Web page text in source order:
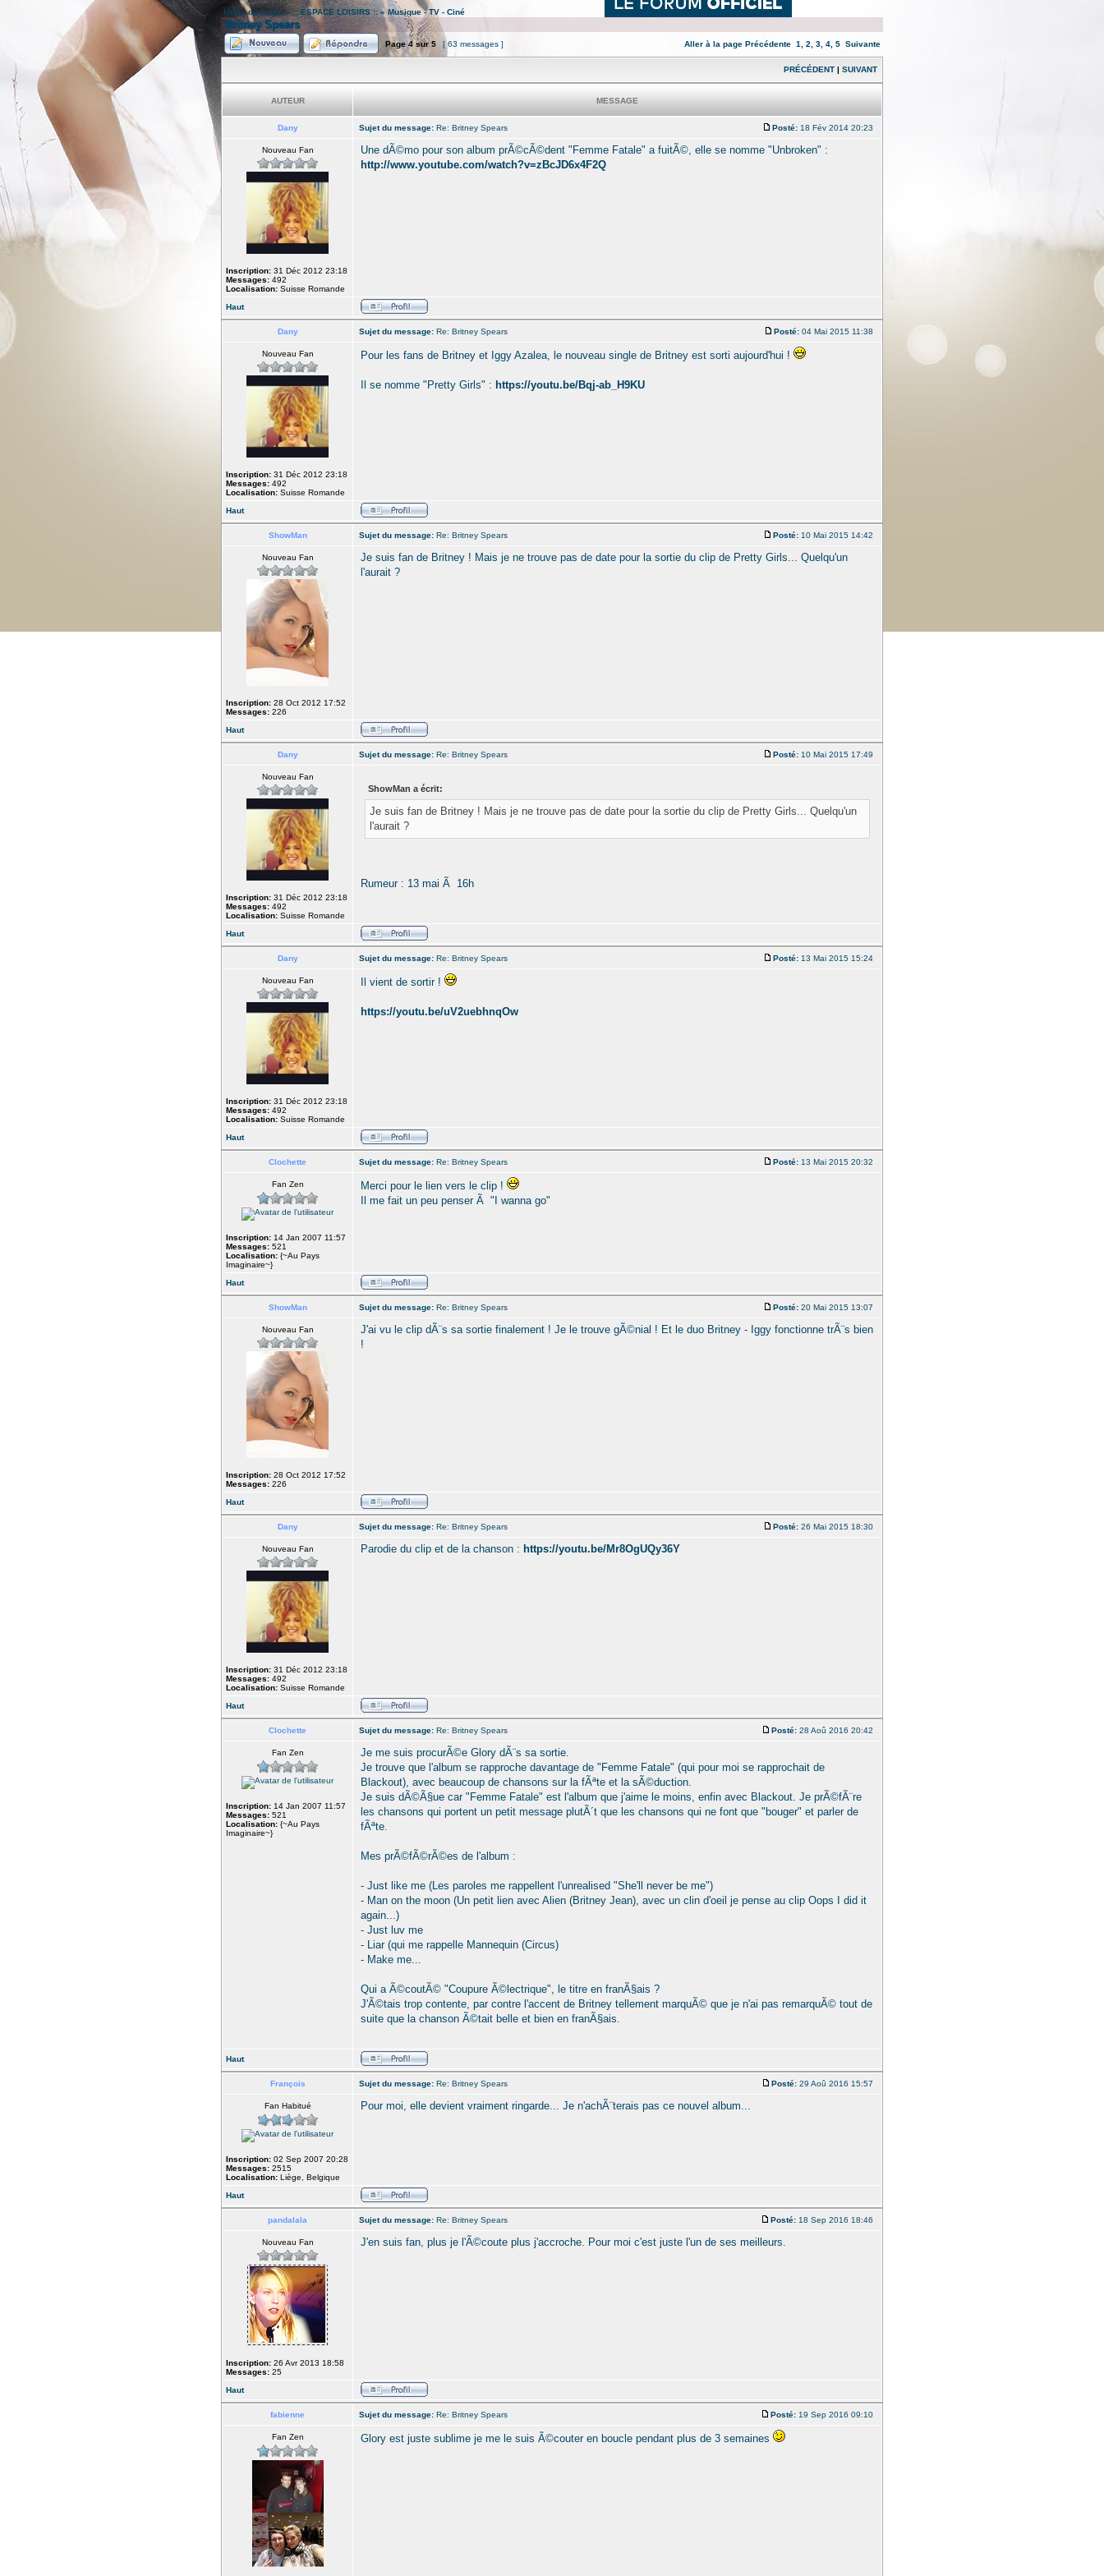
Index du forum » :: ESPACE LOISIRS ::»Musique - TV - Ciné
Britney Spears
Page4sur5 [ 63 messages ] Aller à la page Précédente 1 2 3 4 5 Suivante
PRÉCÉDENT | SUIVANT
AUTEUR MESSAGE
Dany Sujet du message: Re: Britney Spears Posté: 18 Fév 2014 20:23
Nouveau Fan
Inscription: 31 Déc 2012 23:18
Messages: 492
Localisation: Suisse Romande
Une dÃ©mo pour son album prÃ©cÃ©dent "Femme Fatale" a fuitÃ©, elle se nomme "Unbroken" :
http://www.youtube.com/watch?v=zBcJD6x4F2Q
Haut
Dany Sujet du message: Re: Britney Spears Posté: 04 Mai 2015 11:38
Nouveau Fan
Inscription: 31 Déc 2012 23:18
Messages: 492
Localisation: Suisse Romande
Pour les fans de Britney et Iggy Azalea, le nouveau single de Britney est sorti aujourd'hui !
Il se nomme "Pretty Girls" : https://youtu.be/Bqj-ab_H9KU
Haut
ShowMan Sujet du message: Re: Britney Spears Posté: 10 Mai 2015 14:42
Nouveau Fan
Inscription: 28 Oct 2012 17:52
Messages: 226
Je suis fan de Britney ! Mais je ne trouve pas de date pour la sortie du clip de Pretty Girls... Quelqu'un
l'aurait ?
Haut
Dany Sujet du message: Re: Britney Spears Posté: 10 Mai 2015 17:49
Nouveau Fan
Inscription: 31 Déc 2012 23:18
Messages: 492
Localisation: Suisse Romande
ShowMan a écrit:
Je suis fan de Britney ! Mais je ne trouve pas de date pour la sortie du clip de Pretty Girls... Quelqu'un
l'aurait ?
Rumeur : 13 mai Ã 16h
Haut
Dany Sujet du message: Re: Britney Spears Posté: 13 Mai 2015 15:24
Nouveau Fan
Inscription: 31 Déc 2012 23:18
Messages: 492
Localisation: Suisse Romande
Il vient de sortir !
https://youtu.be/uV2uebhnqOw
Haut
Clochette Sujet du message: Re: Britney Spears Posté: 13 Mai 2015 20:32
Fan Zen
Inscription: 14 Jan 2007 11:57
Messages: 521
Localisation: {~Au Pays
Imaginaire~}
Merci pour le lien vers le clip !
Il me fait un peu penser Ã "I wanna go"
Haut
ShowMan Sujet du message: Re: Britney Spears Posté: 20 Mai 2015 13:07
Nouveau Fan
Inscription: 28 Oct 2012 17:52
Messages: 226
J'ai vu le clip dÃ¨s sa sortie finalement ! Je le trouve gÃ©nial ! Et le duo Britney - Iggy fonctionne trÃ¨s bien
!
Haut
Dany Sujet du message: Re: Britney Spears Posté: 26 Mai 2015 18:30
Nouveau Fan
Inscription: 31 Déc 2012 23:18
Messages: 492
Localisation: Suisse Romande
Parodie du clip et de la chanson : https://youtu.be/Mr8OgUQy36Y
Haut
Clochette Sujet du message: Re: Britney Spears Posté: 28 Aoû 2016 20:42
Fan Zen
Inscription: 14 Jan 2007 11:57
Messages: 521
Localisation: {~Au Pays
Imaginaire~}
Je me suis procurÃ©e Glory dÃ¨s sa sortie.
Je trouve que l'album se rapproche davantage de "Femme Fatale" (qui pour moi se rapprochait de
Blackout), avec beaucoup de chansons sur la fÃªte et la sÃ©duction.
Je suis dÃ©Ã§ue car "Femme Fatale" est l'album que j'aime le moins, enfin avec Blackout. Je prÃ©fÃ¨re
les chansons qui portent un petit message plutÃ´t que les chansons qui ne font que "bouger" et parler de
fÃªte.
Mes prÃ©fÃ©rÃ©es de l'album :
- Just like me (Les paroles me rappellent l'unrealised "She'll never be me")
- Man on the moon (Un petit lien avec Alien (Britney Jean), avec un clin d'oeil je pense au clip Oops I did it
again...)
- Just luv me
- Liar (qui me rappelle Mannequin (Circus)
- Make me...
Qui a Ã©coutÃ© "Coupure Ã©lectrique", le titre en franÃ§ais ?
J'Ã©tais trop contente, par contre l'accent de Britney tellement marquÃ© que je n'ai pas remarquÃ© tout de
suite que la chanson Ã©tait belle et bien en franÃ§ais.
Haut
François Sujet du message: Re: Britney Spears Posté: 29 Aoû 2016 15:57
Fan Habitué
Inscription: 02 Sep 2007 20:28
Messages: 2515
Localisation: Liège, Belgique
Pour moi, elle devient vraiment ringarde... Je n'achÃ¨terais pas ce nouvel album...
Haut
pandalala Sujet du message: Re: Britney Spears Posté: 18 Sep 2016 18:46
Nouveau Fan
Inscription: 26 Avr 2013 18:58
Messages: 25
J'en suis fan, plus je l'Ã©coute plus j'accroche. Pour moi c'est juste l'un de ses meilleurs.
Haut
fabienne Sujet du message: Re: Britney Spears Posté: 19 Sep 2016 09:10
Fan Zen Glory est juste sublime je me le suis Ã©couter en boucle pendant plus de 3 semaines